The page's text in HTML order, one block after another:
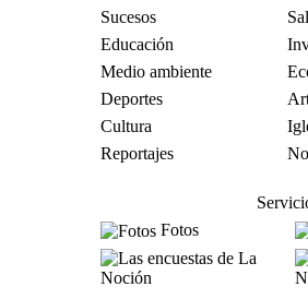
Sucesos
Educación
Medio ambiente
Deportes
Cultura
Reportajes
Fotos